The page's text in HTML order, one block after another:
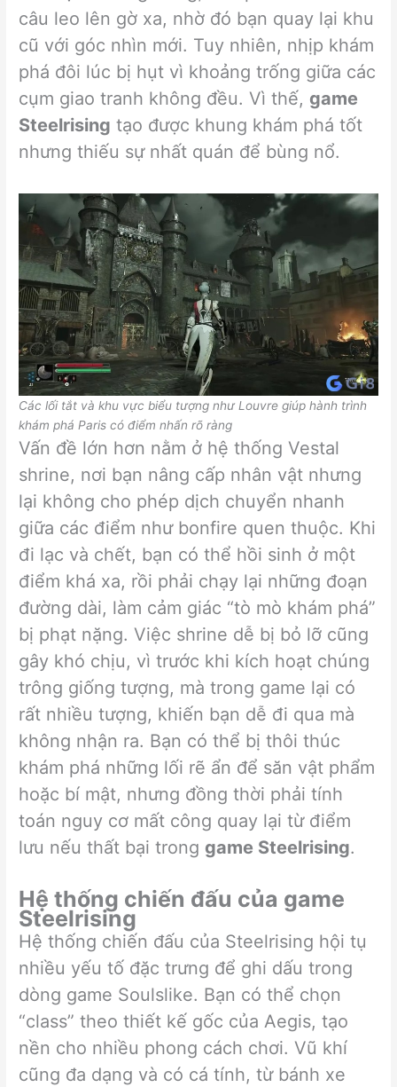
câu leo lên gờ xa, nhờ đó bạn quay lại khu
cũ với góc nhìn mới. Tuy nhiên, nhịp khám
phá đôi lúc bị hụt vì khoảng trống giữa các
cụm giao tranh không đều. Vì thế, game
Steelrising tạo được khung khám phá tốt
nhưng thiếu sự nhất quán để bùng nổ.
Các lối tắt và khu vực biểu tượng như Louvre giúp hành trình
khám phá Paris có điểm nhấn rõ ràng
Vấn đề lớn hơn nằm ở hệ thống Vestal
shrine, nơi bạn nâng cấp nhân vật nhưng
lại không cho phép dịch chuyển nhanh
giữa các điểm như bonfire quen thuộc. Khi
đi lạc và chết, bạn có thể hồi sinh ở một
điểm khá xa, rồi phải chạy lại những đoạn
đường dài, làm cảm giác “tò mò khám phá”
bị phạt nặng. Việc shrine dễ bị bỏ lỡ cũng
gây khó chịu, vì trước khi kích hoạt chúng
trông giống tượng, mà trong game lại có
rất nhiều tượng, khiến bạn dễ đi qua mà
không nhận ra. Bạn có thể bị thôi thúc
khám phá những lối rẽ ẩn để săn vật phẩm
hoặc bí mật, nhưng đồng thời phải tính
toán nguy cơ mất công quay lại từ điểm
lưu nếu thất bại trong game Steelrising.
Hệ thống chiến đấu của game
Steelrising
Hệ thống chiến đấu của Steelrising hội tụ
nhiều yếu tố đặc trưng để ghi dấu trong
dòng game Soulslike. Bạn có thể chọn
“class” theo thiết kế gốc của Aegis, tạo
nền cho nhiều phong cách chơi. Vũ khí
cũng đa dạng và có cá tính, từ bánh xe